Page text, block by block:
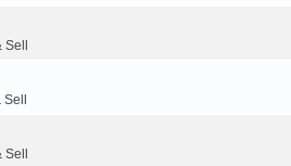
Sell
Sell
Sell